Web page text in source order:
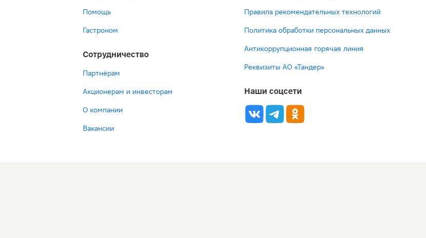
Помощь
Гастроном
Сотрудничество
Партнёрам
Акционерам и инвесторам
О компании
Вакансии
Правила рекомендательных технологий
Политика обработки персональных данных
Антикоррупционная горячая линия
Реквизиты АО «Тандер»
Наши соцсети